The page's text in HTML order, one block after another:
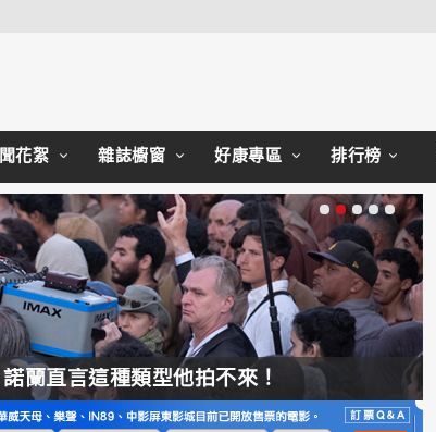
花絮 雜誌櫥窗 好康專區 排行榜
蘭直言這種類型他拍不來！